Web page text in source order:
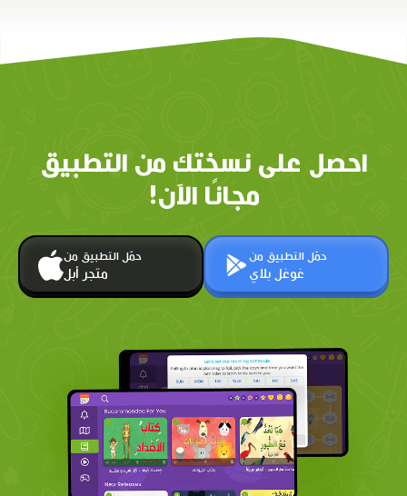
احصل على نسختك من التطبيق
مجانًا الآن!
حمّل التطبيق من
متجر أبل
حمّل التطبيق من
غوغل بلاي